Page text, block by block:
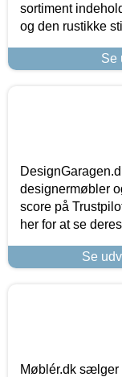
sortiment
og den rustikke
Se
designermøbler
score på
her for at se
Se
Møblér.dk sælger